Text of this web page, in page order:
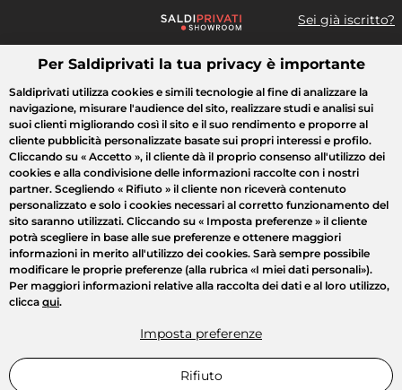
Sei già iscritto?
Cosa cerchi?
Tutte le vendite Moda Casa Bellezza Elettrodomestici
Per Saldiprivati la tua privacy è importante
Saldiprivati utilizza cookies e simili tecnologie al fine di analizzare la
navigazione, misurare l'audience del sito, realizzare studi e analisi sui
suoi clienti migliorando così il sito e il suo rendimento e proporre al
cliente pubblicità personalizzate basate sui propri interessi e profilo.
Cliccando su « Accetto », il cliente dà il proprio consenso all'utilizzo dei
cookies e alla condivisione delle informazioni raccolte con i nostri
partner. Scegliendo « Rifiuto » il cliente non riceverà contenuto
personalizzato e solo i cookies necessari al corretto funzionamento del
sito saranno utilizzati. Cliccando su « Imposta preferenze » il cliente
potrà scegliere in base alle sue preferenze e ottenere maggiori
informazioni in merito all'utilizzo dei cookies. Sarà sempre possibile
modificare le proprie preferenze (alla rubrica «I miei dati personali»).
Per maggiori informazioni relative alla raccolta dei dati e al loro utilizzo,
clicca qui.
Imposta preferenze
Rifiuto